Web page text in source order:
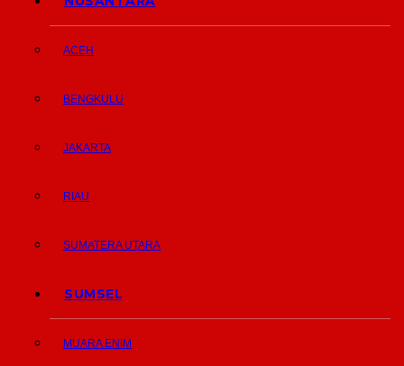
ACEH
BENGKULU
JAKARTA
RIAU
SUMATERA UTARA
SUMSEL
MUARA ENIM